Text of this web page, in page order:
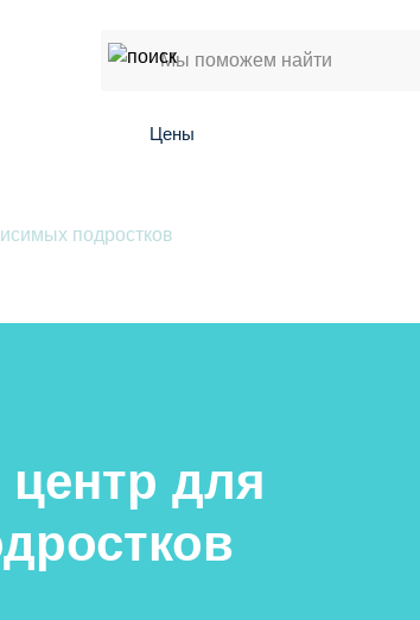
Цены
подростков
для